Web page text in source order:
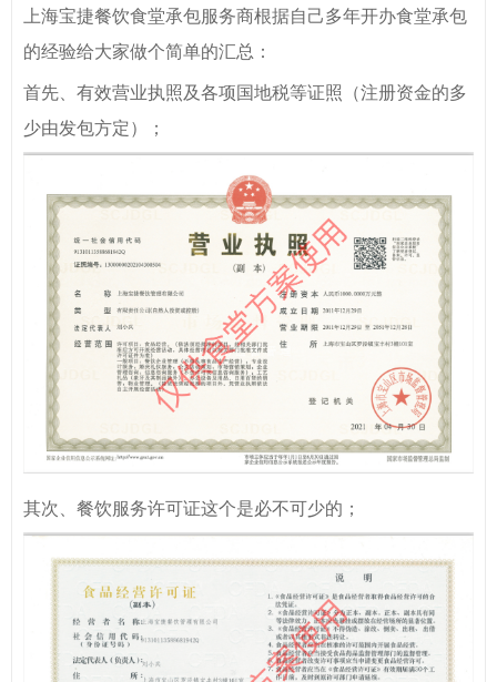
上海宝捷餐饮食堂承包服务商根据自己多年开办食堂承包
的经验给大家做个简单的汇总：
首先、有效营业执照及各项国地税等证照（注册资金的多
少由发包方定）；
其次、餐饮服务许可证这个是必不可少的；